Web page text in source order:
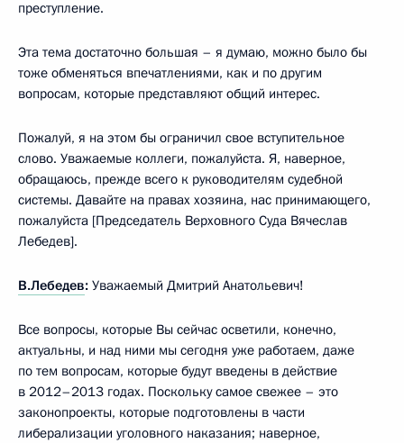
преступление.
Эта тема достаточно большая – я думаю, можно было бы
тоже обменяться впечатлениями, как и по другим
вопросам, которые представляют общий интерес.
Пожалуй, я на этом бы ограничил свое вступительное
слово. Уважаемые коллеги, пожалуйста. Я, наверное,
обращаюсь, прежде всего к руководителям судебной
системы. Давайте на правах хозяина, нас принимающего,
пожалуйста [Председатель Верховного Суда Вячеслав
Лебедев].
В.Лебедев: Уважаемый Дмитрий Анатольевич!
Все вопросы, которые Вы сейчас осветили, конечно,
актуальны, и над ними мы сегодня уже работаем, даже
по тем вопросам, которые будут введены в действие
в 2012–2013 годах. Поскольку самое свежее – это
законопроекты, которые подготовлены в части
либерализации уголовного наказания; наверное,